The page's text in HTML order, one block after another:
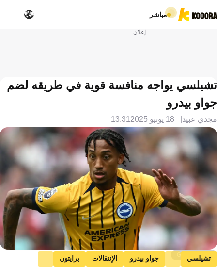
مباشر
إعلان
تشيلسي يواجه منافسة قوية في طريقه لضم
جواو بيدرو
مجدي عبيد 18 يونيو 2025 13:31
Getty Images
تشيلسي جواو بيدرو الإنتقالات
برايتون